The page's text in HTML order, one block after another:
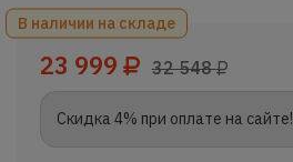
В наличии на складе
23 999 32 548
Скидка 4% при оплате на сайте!